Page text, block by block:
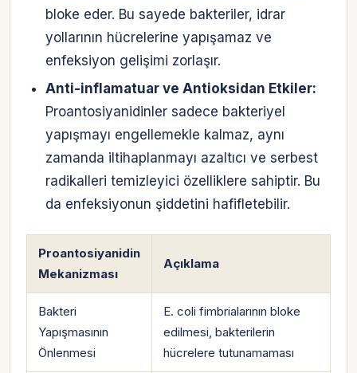
bloke eder. Bu sayede bakteriler, idrar
yollarının hücrelerine yapışamaz ve
enfeksiyon gelişimi zorlaşır.
Anti-inflamatuar ve Antioksidan Etkiler:
Proantosiyanidinler sadece bakteriyel
yapışmayı engellemekle kalmaz, aynı
zamanda iltihaplanmayı azaltıcı ve serbest
radikalleri temizleyici özelliklere sahiptir. Bu
da enfeksiyonun şiddetini hafifletebilir.
Proantosiyanidin
Mekanizması
Açıklama
Bakteri
Yapışmasının
Önlenmesi
E. coli fimbrialarının bloke
edilmesi, bakterilerin
hücrelere tutunamaması